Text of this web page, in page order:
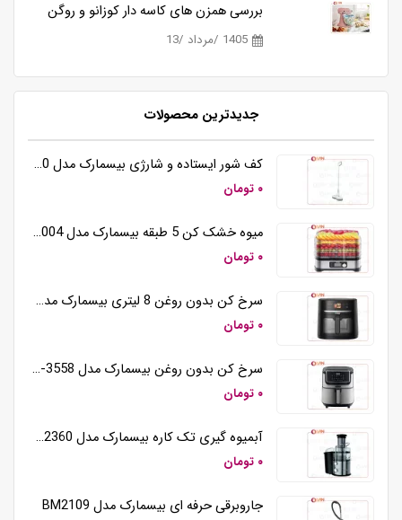
بررسی همزن های کاسه دار کوزانو و روگن
1405 /مرداد /13
جدیدترین محصولات
کف شور ایستاده و شارژی بیسمارک مدل BM5510
۰ تومان
میوه خشک کن 5 طبقه بیسمارک مدل BM3004
۰ تومان
سرخ کن بدون روغن 8 لیتری بیسمارک مدل BM3570
۰ تومان
سرخ کن بدون روغن بیسمارک مدل BM-3558
۰ تومان
آبمیوه گیری تک کاره بیسمارک مدل BM2360
۰ تومان
جاروبرقی حرفه ای بیسمارک مدل BM2109